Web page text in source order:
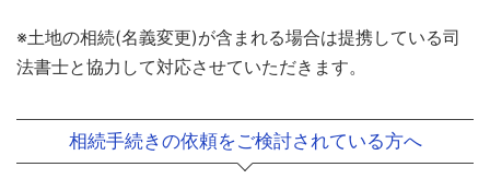
※土地の相続(名義変更)が含まれる場合は提携している司
法書士と協力して対応させていただきます。
相続手続きの依頼をご検討されている方へ